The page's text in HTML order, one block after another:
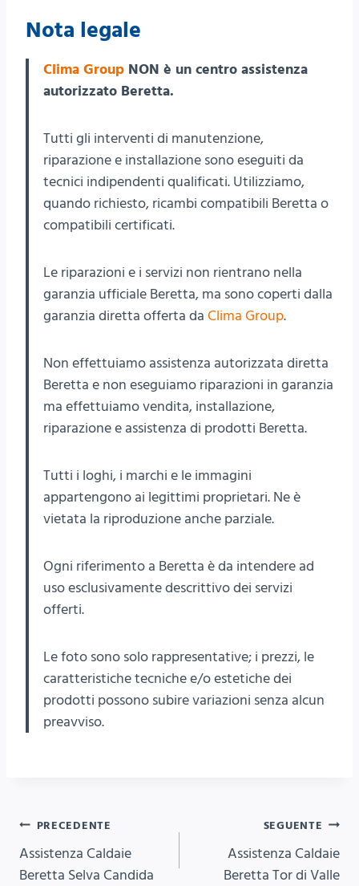
Nota legale
Clima Group NON è un centro assistenza
autorizzato Beretta.
Tutti gli interventi di manutenzione,
riparazione e installazione sono eseguiti da
tecnici indipendenti qualificati. Utilizziamo,
quando richiesto, ricambi compatibili Beretta o
compatibili certificati.
Le riparazioni e i servizi non rientrano nella
garanzia ufficiale Beretta, ma sono coperti dalla
garanzia diretta offerta da Clima Group.
Non effettuiamo assistenza autorizzata diretta
Beretta e non eseguiamo riparazioni in garanzia
ma effettuiamo vendita, installazione,
riparazione e assistenza di prodotti Beretta.
Tutti i loghi, i marchi e le immagini
appartengono ai legittimi proprietari. Ne è
vietata la riproduzione anche parziale.
Ogni riferimento a Beretta è da intendere ad
uso esclusivamente descrittivo dei servizi
offerti.
Le foto sono solo rappresentative; i prezzi, le
caratteristiche tecniche e/o estetiche dei
prodotti possono subire variazioni senza alcun
preavviso.
Navigazione
articoli
PRECEDENTE
Assistenza Caldaie
Beretta Selva Candida
SEGUENTE
Assistenza Caldaie
Beretta Tor di Valle